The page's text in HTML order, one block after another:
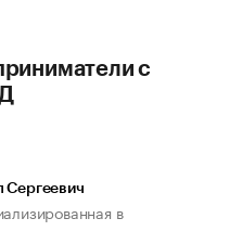
с
Сергеевич
в